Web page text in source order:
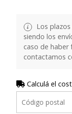
Los
siendo los
caso de
contactamos
Calculá el